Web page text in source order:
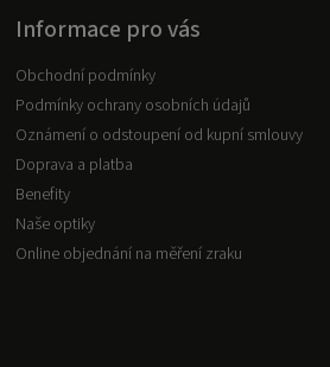
Informace pro vás
Obchodní podmínky
Podmínky ochrany osobních údajů
Oznámení o odstoupení od kupní smlouvy
Doprava a platba
Benefity
Naše optiky
Online objednání na měření zraku